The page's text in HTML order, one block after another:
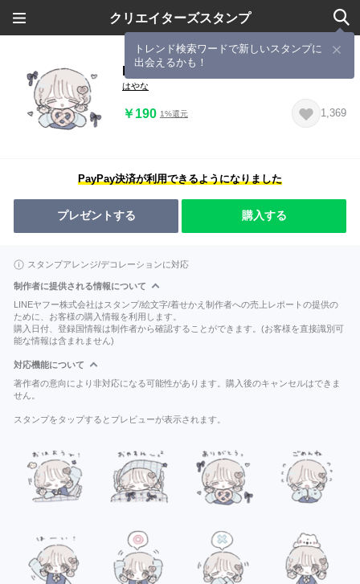
クリエイターズスタンプ
トレンド検索ワードで新しいスタンプに
出会えるかも！
pretzel chan
はやな
￥190 1%還元 1,369
PayPay決済が利用できるようになりました
プレゼントする 購入する
スタンプアレンジ/デコレーションに対応
制作者に提供される情報について
LINEヤフー株式会社はスタンプ/絵文字/着せかえ制作者への売上レポートの提供の
ために、お客様の購入情報を利用します。
購入日付、登録国情報は制作者から確認することができます。(お客様を直接識別可
能な情報は含まれません)
対応機能について
著作者の意向により非対応になる可能性があります。購入後のキャンセルはできま
せん。
スタンプをタップするとプレビューが表示されます。